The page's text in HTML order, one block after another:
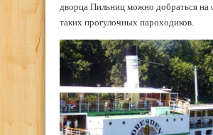
дворца Пильниц можно добраться на
таких прогулочных пароходиков.